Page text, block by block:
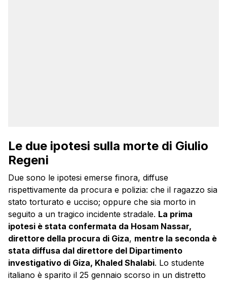
Le due ipotesi sulla morte di Giulio
Regeni
Due sono le ipotesi emerse finora, diffuse
rispettivamente da procura e polizia: che il ragazzo sia
stato torturato e ucciso; oppure che sia morto in
seguito a un tragico incidente stradale. La prima
ipotesi è stata confermata da Hosam Nassar,
direttore della procura di Giza, mentre la seconda è
stata diffusa dal direttore del Dipartimento
investigativo di Giza, Khaled Shalabi. Lo studente
italiano è sparito il 25 gennaio scorso in un distretto